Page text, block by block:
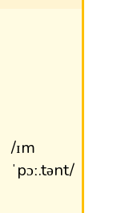
/ɪm
ˈpɔː.tənt/